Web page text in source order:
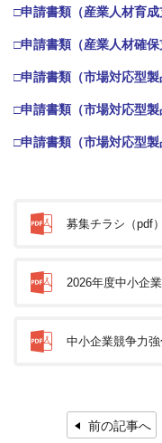
□申請書類（産業人材育成
□申請書類（産業人材確
□申請書類（市場対応型製
□申請書類（市場対応型
□申請書類（市場対応型
募集チラシ（pdf）
2026年度中小企
中小企業競争力
前の記事へ